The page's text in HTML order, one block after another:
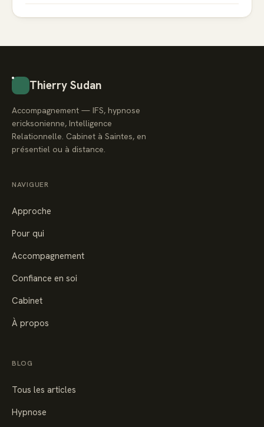
Thierry Sudan
Accompagnement — IFS, hypnose
ericksonienne, Intelligence
Relationnelle. Cabinet à Saintes, en
présentiel ou à distance.
NAVIGUER
Approche
Pour qui
Accompagnement
Confiance en soi
Cabinet
À propos
BLOG
Tous les articles
Hypnose